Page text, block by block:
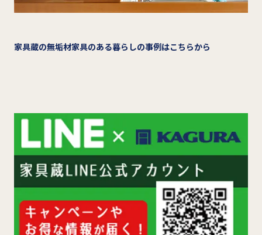
家具蔵の無垢材家具のある暮らしの事例はこちらから